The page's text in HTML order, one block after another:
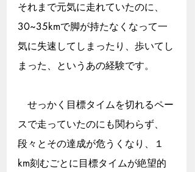
それまで元気に走れていたのに、
30~35kmで脚が持たなくなって一
気に失速してしまったり、歩いてし
まった、というあの経験です。
せっかく目標タイムを切れるペー
スで走っていたのにも関わらず、
段々とその達成が危うくなり、１
km刻むごとに目標タイムが絶望的